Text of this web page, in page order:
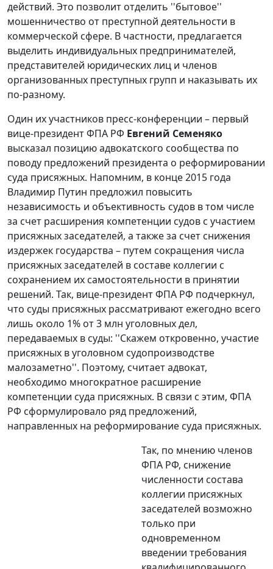
действий. Это позволит отделить ''бытовое''
мошенничество от преступной деятельности в
коммерческой сфере. В частности, предлагается
выделить индивидуальных предпринимателей,
представителей юридических лиц и членов
организованных преступных групп и наказывать их
по-разному.
Один их участников пресс-конференции – первый
вице-президент ФПА РФ Евгений Семеняко
высказал позицию адвокатского сообщества по
поводу предложений президента о реформировании
суда присяжных. Напомним, в конце 2015 года
Владимир Путин предложил повысить
независимость и объективность судов в том числе
за счет расширения компетенции судов с участием
присяжных заседателей, а также за счет снижения
издержек государства – путем сокращения числа
присяжных заседателей в составе коллегии с
сохранением их самостоятельности в принятии
решений. Так, вице-президент ФПА РФ подчеркнул,
что суды присяжных рассматривают ежегодно всего
лишь около 1% от 3 млн уголовных дел,
передаваемых в суды: ''Скажем откровенно, участие
присяжных в уголовном судопроизводстве
малозаметно''. Поэтому, считает адвокат,
необходимо многократное расширение
компетенции суда присяжных. В связи с этим, ФПА
РФ сформулировало ряд предложений,
направленных на реформирование суда присяжных.
Так, по мнению членов
ФПА РФ, снижение
численности состава
коллегии присяжных
заседателей возможно
только при
одновременном
введении требования